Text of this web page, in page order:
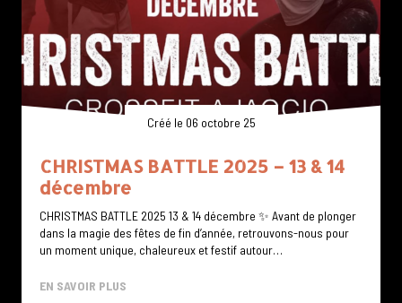
Créé le 06 octobre 25
CHRISTMAS BATTLE 2025 – 13 & 14
décembre
CHRISTMAS BATTLE 2025 13 & 14 décembre ✨ Avant de plonger
dans la magie des fêtes de fin d’année, retrouvons-nous pour
un moment unique, chaleureux et festif autour…
EN SAVOIR PLUS